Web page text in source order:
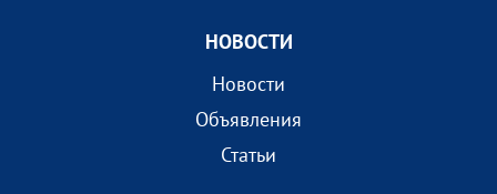
НОВОСТИ
Новости
Объявления
Статьи